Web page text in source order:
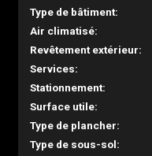
Type de bâtiment:
Air climatisé:
Revêtement extérieur:
Services:
Stationnement:
Surface utile:
Type de plancher:
Type de sous-sol: